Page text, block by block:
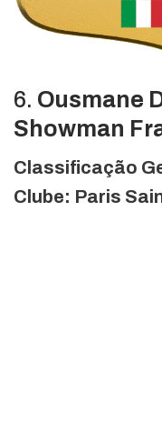
6. Ousmane
Showman
Classificação
Clube: Paris